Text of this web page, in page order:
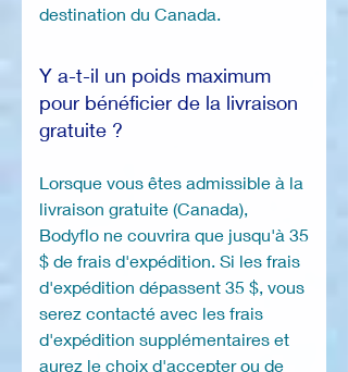
destination du Canada.
Y a-t-il un poids maximum
pour bénéficier de la livraison
gratuite ?
Lorsque vous êtes admissible à la
livraison gratuite (Canada),
Bodyflo ne couvrira que jusqu'à 35
$ de frais d'expédition. Si les frais
d'expédition dépassent 35 $, vous
serez contacté avec les frais
d'expédition supplémentaires et
aurez le choix d'accepter ou de